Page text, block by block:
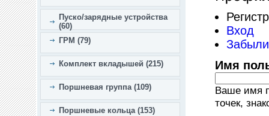
Пуско/зарядные устройства
(60)
ГРМ (79)
Комплект вкладышей (215)
Поршневая группа (109)
Поршневые кольца (153)
Вход
Имя
Ваше имя
точек,